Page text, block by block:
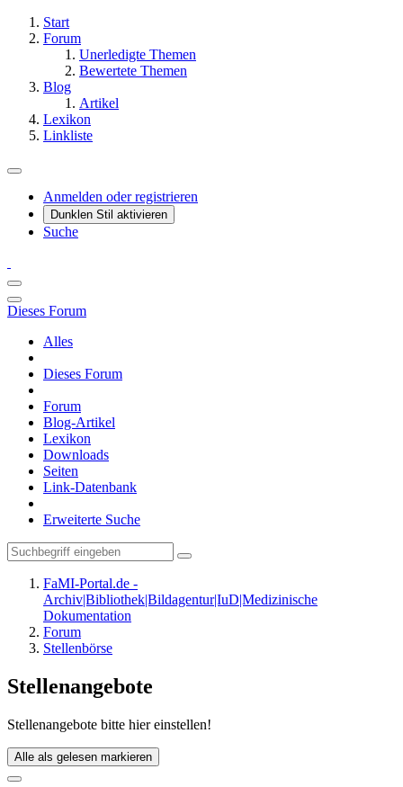
Start
Forum
Unerledigte Themen
Bewertete Themen
Blog
Artikel
Lexikon
Linkliste
Anmelden oder registrieren
Dunklen Stil aktivieren
Suche
Dieses Forum
Alles
Dieses Forum
Forum
Blog-Artikel
Lexikon
Downloads
Seiten
Link-Datenbank
Erweiterte Suche
FaMI-Portal.de -
Archiv|Bibliothek|Bildagentur|IuD|Medizinische
Dokumentation
Forum
Stellenbörse
Stellenangebote
Stellenangebote bitte hier einstellen!
Alle als gelesen markieren